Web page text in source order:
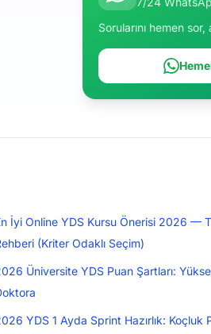
Sorularını hemen
İyi Online YDS Kursu Önerisi 2026 —
(Kriter Odaklı Seçim)
Üniversite YDS Puan Şartları:
YDS 1 Ayda Sprint Hazırlık: Koçluk